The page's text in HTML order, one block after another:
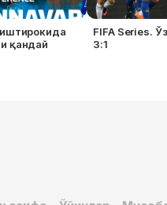
қандай
FIFA Series.
3:1